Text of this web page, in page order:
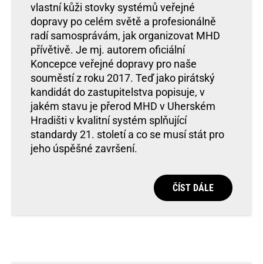
vlastní kůži stovky systémů veřejné
dopravy po celém světě a profesionálně
radí samosprávám, jak organizovat MHD
přívětivě. Je mj. autorem oficiální
Koncepce veřejné dopravy pro naše
souměstí z roku 2017. Teď jako pirátský
kandidát do zastupitelstva popisuje, v
jakém stavu je přerod MHD v Uherském
Hradišti v kvalitní systém splňující
standardy 21. století a co se musí stát pro
jeho úspěšné završení.
ČÍST DÁLE